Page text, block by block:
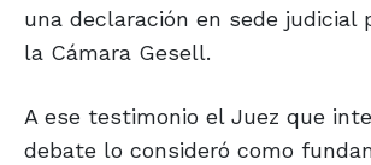
una declaración en sede judicial
la Cámara Gesell.
A ese testimonio el Juez que
debate lo consideró como